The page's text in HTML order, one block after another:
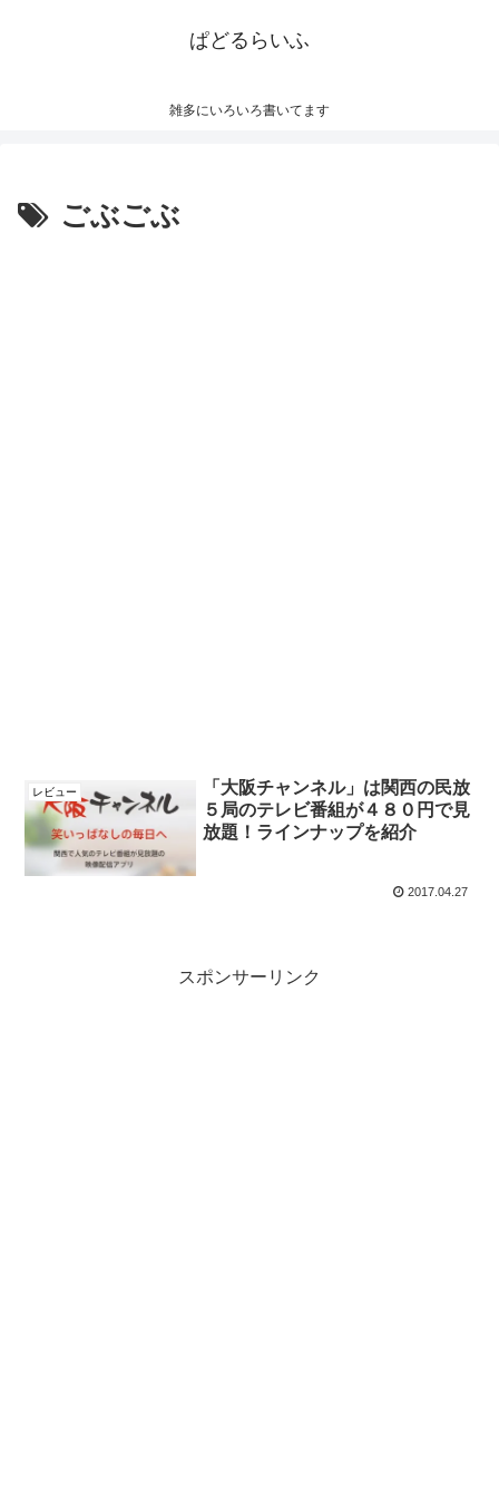
ぱどるらいふ
雑多にいろいろ書いてます
ごぶごぶ
レビュー
「大阪チャンネル」は関西の民放
５局のテレビ番組が４８０円で見
放題！ラインナップを紹介
2017.04.27
スポンサーリンク